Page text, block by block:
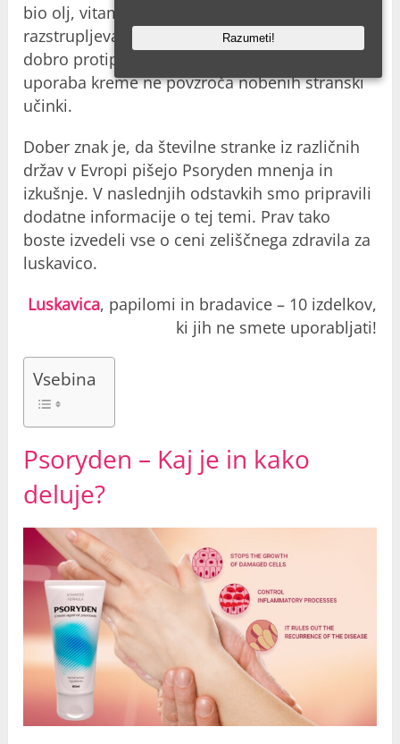
bio olj, vitamine in minerale. Imajo
razstrupljevalne lastnosti, ki zagotavljajo
dobro protiparazitno zaščito. Poleg tega stalna
uporaba kreme ne povzroča nobenih stranski
učinki.
Dober znak je, da številne stranke iz različnih
držav v Evropi pišejo Psoryden mnenja in
izkušnje. V naslednjih odstavkih smo pripravili
dodatne informacije o tej temi. Prav tako
boste izvedeli vse o ceni zeliščnega zdravila za
luskavico.
Luskavica, papilomi in bradavice – 10 izdelkov,
ki jih ne smete uporabljati!
Vsebina
Psoryden – Kaj je in kako
deluje?
Razumeti!